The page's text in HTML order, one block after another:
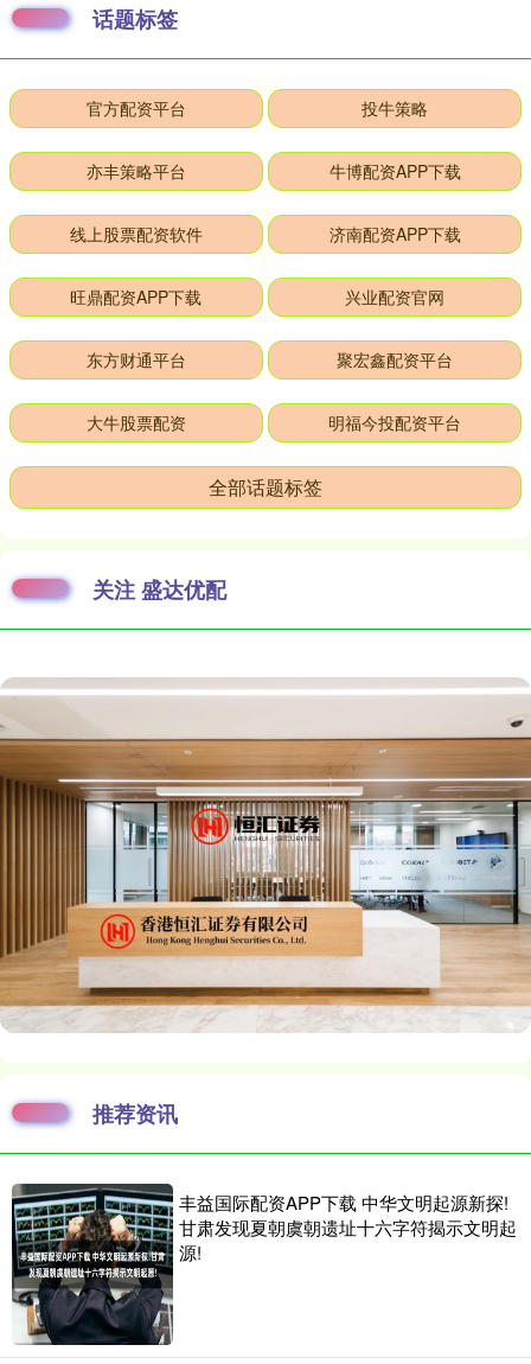
话题标签
官方配资平台 投牛策略
亦丰策略平台 牛博配资APP下载
线上股票配资软件 济南配资APP下载
旺鼎配资APP下载 兴业配资官网
东方财通平台 聚宏鑫配资平台
大牛股票配资 明福今投配资平台
全部话题标签
关注 盛达优配
推荐资讯
丰益国际配资APP下载 中华文明起源新探!
甘肃发现夏朝虞朝遗址十六字符揭示文明起
源!